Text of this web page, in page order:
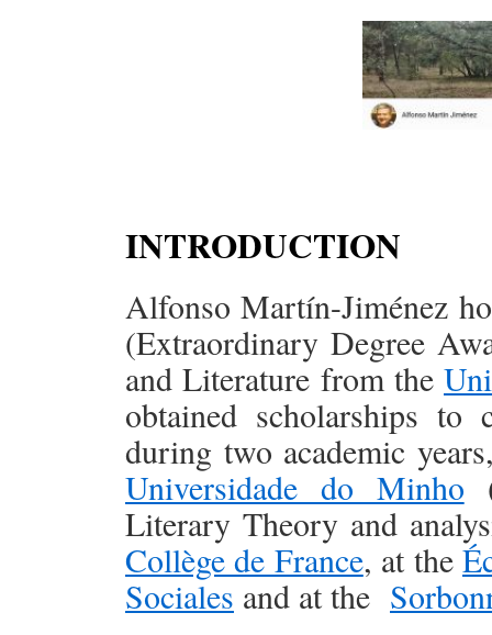
INTRODUCTION
Alfonso Martín-Jiménez
(Extraordinary Degree
and Literature from the
obtained scholarships to
during two academic
Universidade do Minho
Literary Theory and
Collège de France, at the
Sociales and at the